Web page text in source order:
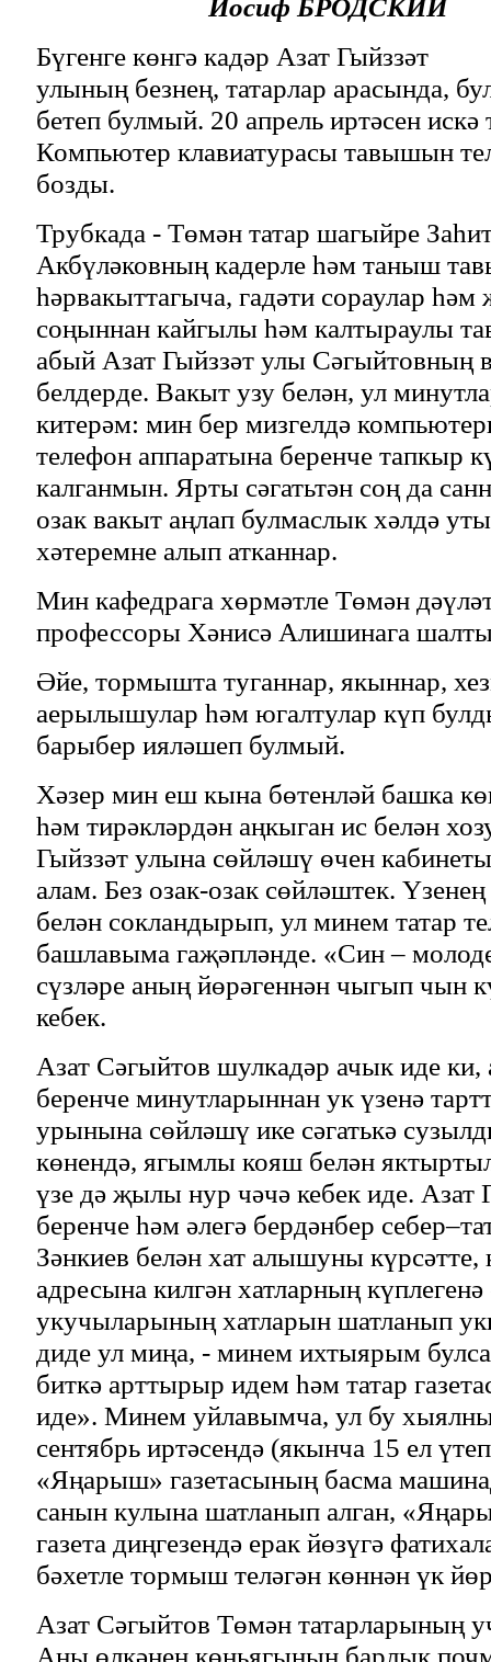
Иосиф БРОДСКИЙ
Бүгенге көнгә кадәр Азат Гыйззәт
улының безнең, татарлар арасында,
бетеп булмый. 20 апрель иртәсен
Компьютер клавиатурасы тавышын
бозды.
Трубкада - Төмән татар шагыйре
Акбүләковның кадерле һәм таныш
һәрвакыттагыча, гадәти сораулар һәм
соңыннан кайгылы һәм калтыраулы
абый Азат Гыйззәт улы Сәгыйтовның
белдерде. Вакыт узу белән, ул
китерәм: мин бер мизгелдә
телефон аппаратына беренче тапкыр
калганмын. Ярты сәгатьтән соң да
озак вакыт аңлап булмаслык хәлдә
хәтеремне алып атканнар.
Мин кафедрага хөрмәтле Төмән
профессоры Хәнисә Алишинага
Әйе, тормышта туганнар, якыннар,
аерылышулар һәм югалтулар күп
барыбер ияләшеп булмый.
Хәзер мин еш кына бөтенләй башка
һәм тирәкләрдән аңкыган ис белән
Гыйззәт улына сөйләшү өчен
алам. Без озак-озак сөйләштек.
белән сокландырып, ул минем татар
башлавыма гаҗәпләнде. «Син –
сүзләре аның йөрәгеннән чыгып чын
кебек.
Азат Сәгыйтов шулкадәр ачык иде
беренче минутларыннан ук үзенә
урынына сөйләшү ике сәгатькә
көнендә, ягымлы кояш белән
үзе дә җылы нур чәчә кебек иде. Азат
беренче һәм әлегә бердәнбер
Зәнкиев белән хат алышуны
адресына килгән хатларның
укучыларының хатларын шатланып
диде ул миңа, - минем ихтыярым
биткә арттырыр идем һәм татар
иде». Минем уйлавымча, ул бу
сентябрь иртәсендә (якынча 15 ел
«Яңарыш» газетасының басма
санын кулына шатланып алган,
газета диңгезендә ерак йөзүгә
бәхетле тормыш теләгән көннән
Азат Сәгыйтов Төмән татарларының
Аны өлкәнең көньягының барлык